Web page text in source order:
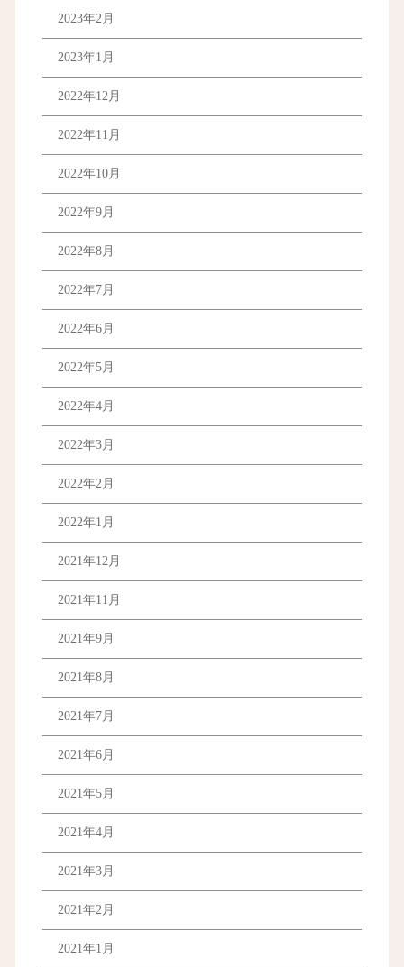
2023年2月
2023年1月
2022年12月
2022年11月
2022年10月
2022年9月
2022年8月
2022年7月
2022年6月
2022年5月
2022年4月
2022年3月
2022年2月
2022年1月
2021年12月
2021年11月
2021年9月
2021年8月
2021年7月
2021年6月
2021年5月
2021年4月
2021年3月
2021年2月
2021年1月